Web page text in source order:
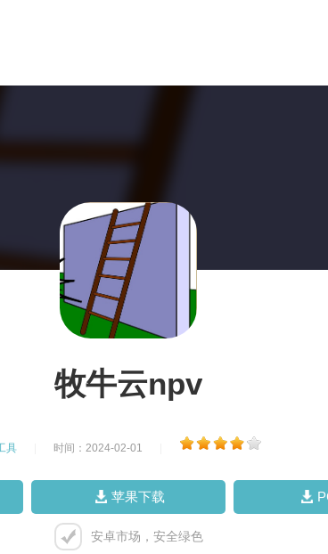
牧牛云npv
具 时间：2024-02-01
苹果下载
安卓市场，安全绿色